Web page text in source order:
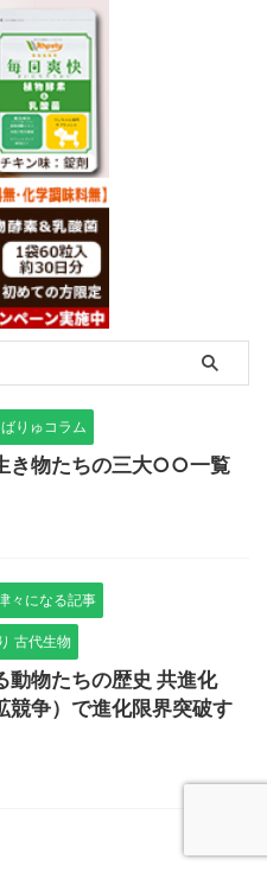
りゅコラム
き物たちの三大○○一覧
々になる記事
古代生物
動物たちの歴史 共進化
競争）で進化限界突破す